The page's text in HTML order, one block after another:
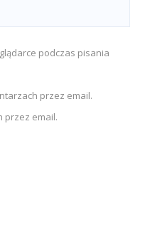
podczas pisania
przez email.
przez email.